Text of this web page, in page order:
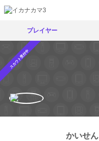
プレイヤー
スカウト受付中
かいせん